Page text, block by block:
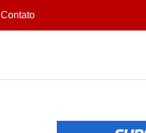
Contato